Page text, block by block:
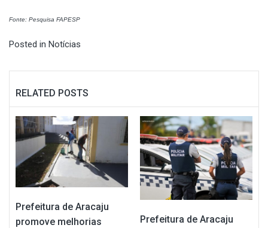
Fonte: Pesquisa FAPESP
Posted in Notícias
RELATED POSTS
Prefeitura de Aracaju
promove melhorias
Prefeitura de Aracaju